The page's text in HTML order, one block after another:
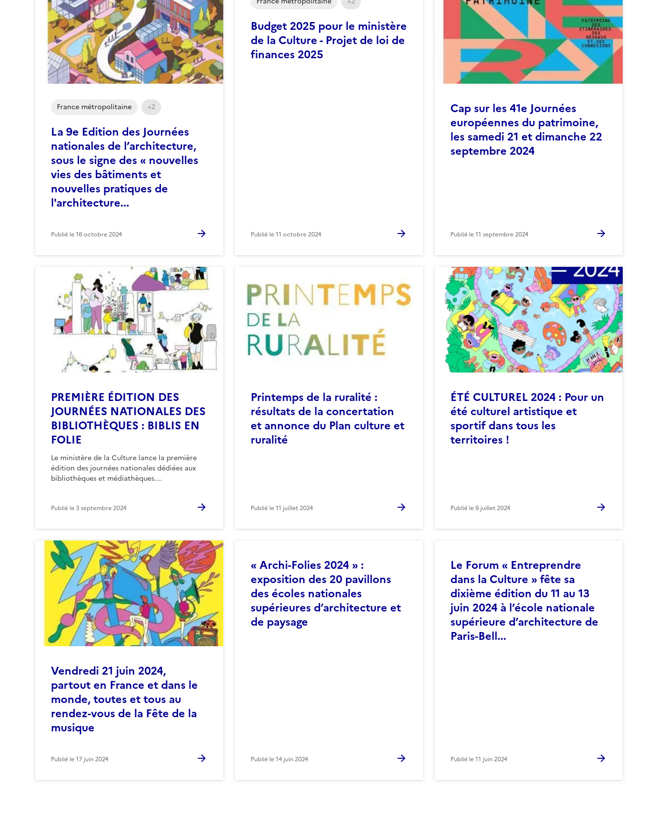
La 9e Edition des Journées
nationales de l’architecture,
sous le signe des « nouvelles
vies des bâtiments et
nouvelles pratiques de
l'architecture...
France métropolitaine +2
Publié le16 octobre 2024
Budget 2025 pour le ministère
de la Culture - Projet de loi de
finances 2025
Publié le11 octobre 2024
Cap sur les 41e Journées
européennes du patrimoine,
les samedi 21 et dimanche 22
septembre 2024
Publié le11 septembre 2024
PREMIÈRE ÉDITION DES
JOURNÉES NATIONALES DES
BIBLIOTHÈQUES : BIBLIS EN
FOLIE
Le ministère de la Culture lance la première
édition des journées nationales dédiées aux
bibliothèques et médiathèques....
Publié le3 septembre 2024
Printemps de la ruralité :
résultats de la concertation
et annonce du Plan culture et
ruralité
Publié le11 juillet 2024
ÉTÉ CULTUREL 2024 : Pour un
été culturel artistique et
sportif dans tous les
territoires !
Publié le9 juillet 2024
Vendredi 21 juin 2024,
partout en France et dans le
monde, toutes et tous au
rendez-vous de la Fête de la
musique
Publié le17 juin 2024
« Archi-Folies 2024 » :
exposition des 20 pavillons
des écoles nationales
supérieures d’architecture et
de paysage
Publié le14 juin 2024
Le Forum « Entreprendre
dans la Culture » fête sa
dixième édition du 11 au 13
juin 2024 à l’école nationale
supérieure d’architecture de
Paris-Bell...
Publié le11 juin 2024